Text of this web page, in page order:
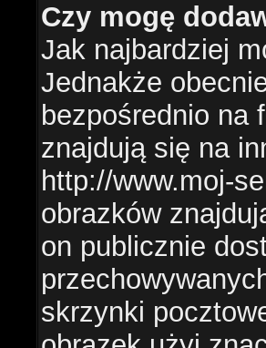
Czy mogę
Jak najbardziej
Jednakże
bezpośrednio na
znajdują się na
http://www.moj-
obrazków
on publicznie
skrzynki